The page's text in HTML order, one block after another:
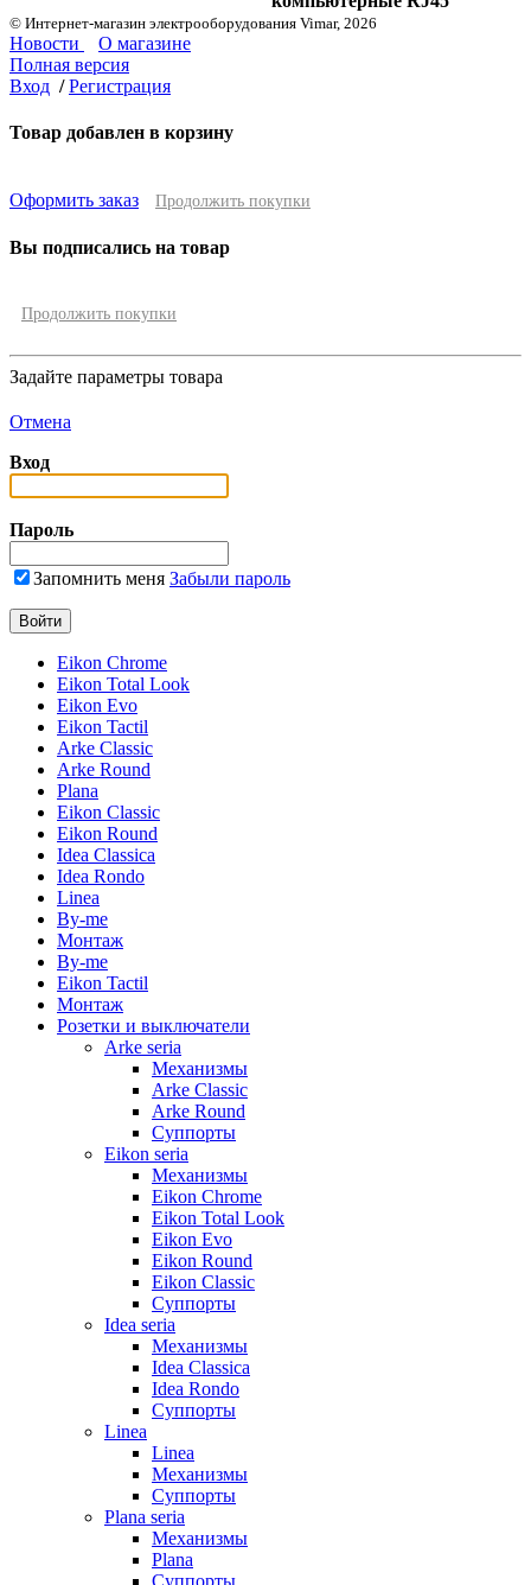
© Интернет-магазин электрооборудования Vimar, 2026
Новости
О магазине
Полная версия
Вход / Регистрация
Товар добавлен в корзину
Оформить заказ Продолжить покупки
Вы подписались на товар
Продолжить покупки
Задайте параметры товара
Отмена
Вход
Пароль
Запомнить меня Забыли пароль
Eikon Chrome
Eikon Total Look
Eikon Evo
Eikon Tactil
Arke Classic
Arke Round
Plana
Eikon Classic
Eikon Round
Idea Classica
Idea Rondo
Linea
By-me
Монтаж
By-me
Eikon Tactil
Монтаж
Розетки и выключатели
Arke seria
Механизмы
Arke Classic
Arke Round
Суппорты
Eikon seria
Механизмы
Eikon Chrome
Eikon Total Look
Eikon Evo
Eikon Round
Eikon Classic
Суппорты
Idea seria
Механизмы
Idea Classica
Idea Rondo
Суппорты
Linea
Linea
Механизмы
Суппорты
Plana seria
Механизмы
Plana
Суппорты